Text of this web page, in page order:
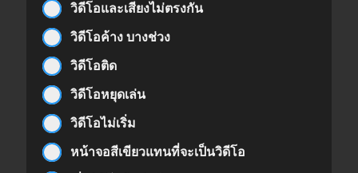
วิดีโอและเสียงไม่ตรงกัน
วิดีโอค้าง บางช่วง
วิดีโอติด
วิดีโอหยุดเล่น
วิดีโอไม่เริ่ม
หน้าจอสีเขียวแทนที่จะเป็นวิดีโอ